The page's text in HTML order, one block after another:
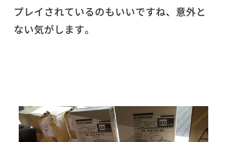
プレイされているのもいいですね、意外と
ない気がします。